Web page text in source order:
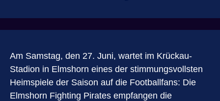
Am Samstag, den 27. Juni, wartet im Krückau-
Stadion in Elmshorn eines der stimmungsvollsten
Heimspiele der Saison auf die Footballfans: Die
Elmshorn Fighting Pirates empfangen die